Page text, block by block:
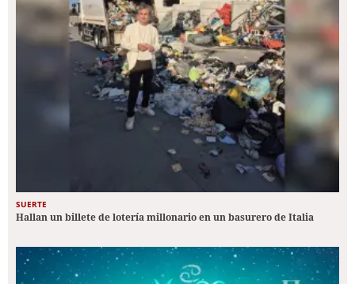
SUERTE
Hallan un billete de lotería millonario en un basurero de Italia